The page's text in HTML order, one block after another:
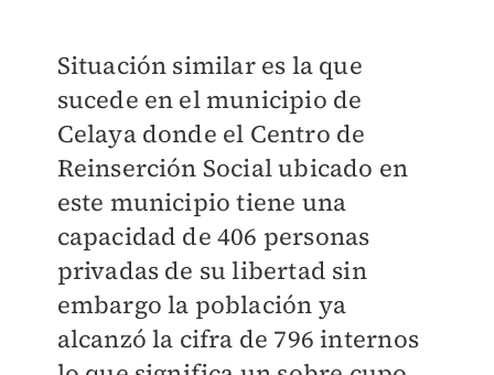
Situación similar es la que
sucede en el municipio de
Celaya donde el Centro de
Reinserción Social ubicado en
este municipio tiene una
capacidad de 406 personas
privadas de su libertad sin
embargo la población ya
alcanzó la cifra de 796 internos